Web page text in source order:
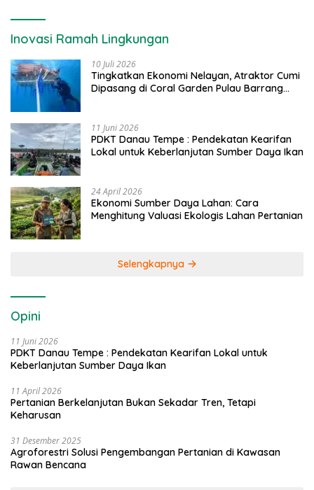
Inovasi Ramah Lingkungan
10 Juli 2026
Tingkatkan Ekonomi Nelayan, Atraktor Cumi
Dipasang di Coral Garden Pulau Barrang
11 Juni 2026
PDKT Danau Tempe : Pendekatan Kearifan
Lokal untuk Keberlanjutan Sumber Daya Ikan
24 April 2026
Ekonomi Sumber Daya Lahan: Cara
Menghitung Valuasi Ekologis Lahan Pertanian
Selengkapnya
Opini
11 Juni 2026
PDKT Danau Tempe : Pendekatan Kearifan Lokal untuk
Keberlanjutan Sumber Daya Ikan
11 April 2026
Pertanian Berkelanjutan Bukan Sekadar Tren, Tetapi
Keharusan
31 Desember 2025
Agroforestri Solusi Pengembangan Pertanian di Kawasan
Rawan Bencana